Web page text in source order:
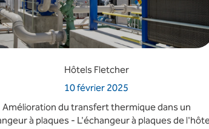
Hôtels Fletcher
10 février 2025
Amélioration du transfert thermique dans un
à plaques - L'échangeur à plaques de